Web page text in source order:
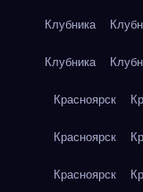
Клубника
Клубника
Красноярск
Красноярск
Красноярск